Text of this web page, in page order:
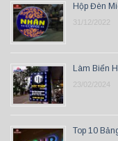
Hộp Đèn
31/12/2022
Làm Biển
23/02/2024
Top 10